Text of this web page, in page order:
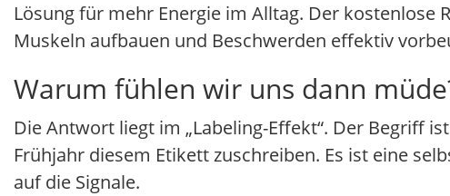
Lösung für mehr Energie im Alltag. Der kostenlose
Muskeln aufbauen und Beschwerden effektiv
Warum fühlen wir uns dann
Die Antwort liegt im „Labeling-Effekt“. Der Begriff
Frühjahr diesem Etikett zuschreiben. Es ist eine
auf die Signale.